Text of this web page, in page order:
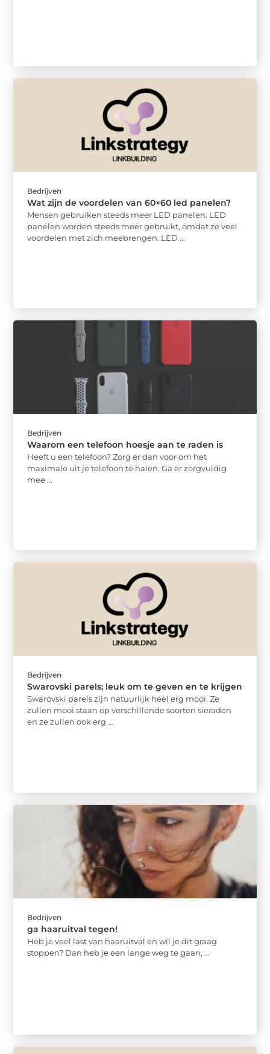
Bedrijven
Wat zijn de voordelen van 60×60 led panelen?
Mensen gebruiken steeds meer LED panelen. LED
panelen worden steeds meer gebruikt, omdat ze veel
voordelen met zich meebrengen. LED ...
Bedrijven
Waarom een telefoon hoesje aan te raden is
Heeft u een telefoon? Zorg er dan voor om het
maximale uit je telefoon te halen. Ga er zorgvuldig
mee ...
Bedrijven
Swarovski parels; leuk om te geven en te krijgen
Swarovski parels zijn natuurlijk heel erg mooi. Ze
zullen mooi staan op verschillende soorten sieraden
en ze zullen ook erg ...
Bedrijven
ga haaruitval tegen!
Heb je veel last van haaruitval en wil je dit graag
stoppen? Dan heb je een lange weg te gaan, ...